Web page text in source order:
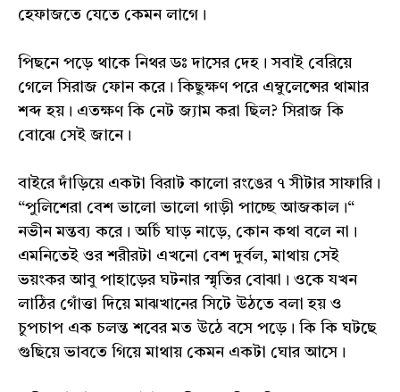
হেফাজতে যেতে কেমন লাগে।
পিছনে পড়ে থাকে নিথর ডঃ দাসের দেহ। সবাই বেরিয়ে
গেলে সিরাজ ফোন করে। কিছুক্ষণ পরে এম্বুলেন্সের থামার
শব্দ হয়। এতক্ষণ কি নেট জ্যাম করা ছিল? সিরাজ কি
বোঝে সেই জানে।
বাইরে দাঁড়িয়ে একটা বিরাট কালো রংঙের ৭ সীটার সাফারি।
“পুলিশেরা বেশ ভালো ভালো গাড়ী পাচ্ছে আজকাল।“
নভীন মন্তব্য করে। অর্চি ঘাড় নাড়ে, কোন কথা বলে না।
এমনিতেই ওর শরীরটা এখনো বেশ দুর্বল, মাথায় সেই
ভয়ংকর আবু পাহাড়ের ঘটনার স্মৃতির বোঝা। ওকে যখন
লাঠির গোঁত্তা দিয়ে মাঝখানের সিটে উঠতে বলা হয় ও
চুপচাপ এক চলন্ত শবের মত উঠে বসে পড়ে। কি কি ঘটছে
গুছিয়ে ভাবতে গিয়ে মাথায় কেমন একটা ঘোর আসে।